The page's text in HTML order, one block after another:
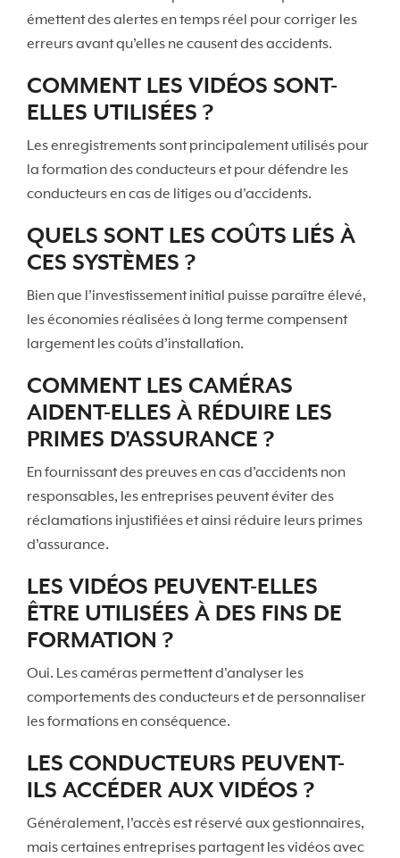
émettent des alertes en temps réel pour corriger les
erreurs avant qu’elles ne causent des accidents.
COMMENT LES VIDÉOS SONT-
ELLES UTILISÉES ?
Les enregistrements sont principalement utilisés pour
la formation des conducteurs et pour défendre les
conducteurs en cas de litiges ou d'accidents.
QUELS SONT LES COÛTS LIÉS À
CES SYSTÈMES ?
Bien que l’investissement initial puisse paraître élevé,
les économies réalisées à long terme compensent
largement les coûts d’installation.
COMMENT LES CAMÉRAS
AIDENT-ELLES À RÉDUIRE LES
PRIMES D'ASSURANCE ?
En fournissant des preuves en cas d’accidents non
responsables, les entreprises peuvent éviter des
réclamations injustifiées et ainsi réduire leurs primes
d’assurance.
LES VIDÉOS PEUVENT-ELLES
ÊTRE UTILISÉES À DES FINS DE
FORMATION ?
Oui. Les caméras permettent d'analyser les
comportements des conducteurs et de personnaliser
les formations en conséquence.
LES CONDUCTEURS PEUVENT-
ILS ACCÉDER AUX VIDÉOS ?
Généralement, l’accès est réservé aux gestionnaires,
mais certaines entreprises partagent les vidéos avec